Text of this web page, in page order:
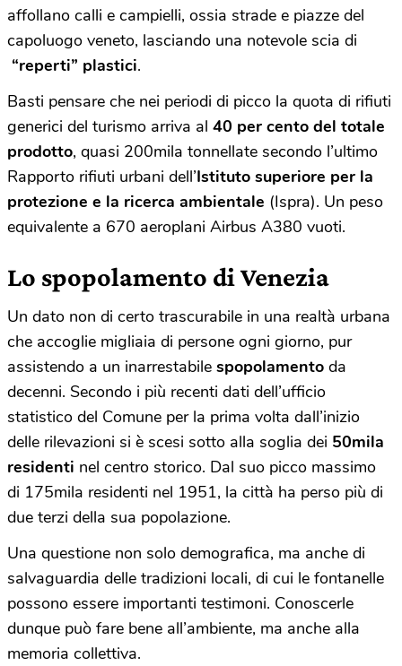
affollano calli e campielli, ossia strade e piazze del
capoluogo veneto, lasciando una notevole scia di
“reperti” plastici.
Basti pensare che nei periodi di picco la quota di rifiuti
generici del turismo arriva al 40 per cento del totale
prodotto, quasi 200mila tonnellate secondo l’ultimo
Rapporto rifiuti urbani dell’Istituto superiore per la
protezione e la ricerca ambientale (Ispra). Un peso
equivalente a 670 aeroplani Airbus A380 vuoti.
Lo spopolamento di Venezia
Un dato non di certo trascurabile in una realtà urbana
che accoglie migliaia di persone ogni giorno, pur
assistendo a un inarrestabile spopolamento da
decenni. Secondo i più recenti dati dell’ufficio
statistico del Comune per la prima volta dall’inizio
delle rilevazioni si è scesi sotto alla soglia dei 50mila
residenti nel centro storico. Dal suo picco massimo
di 175mila residenti nel 1951, la città ha perso più di
due terzi della sua popolazione.
Una questione non solo demografica, ma anche di
salvaguardia delle tradizioni locali, di cui le fontanelle
possono essere importanti testimoni. Conoscerle
dunque può fare bene all’ambiente, ma anche alla
memoria collettiva.